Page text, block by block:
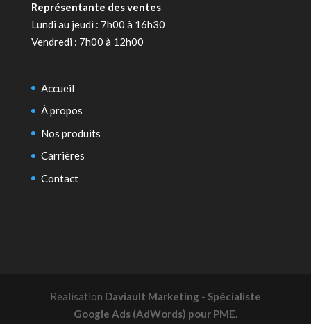
Représentante des ventes
Lundi au jeudi : 7h00 à 16h30
Vendredi : 7h00 à 12h00
Accueil
À propos
Nos produits
Carrières
Contact
Réalisation Daviault Marketing - Spécialiste
Google Ads (AdWords) pour PME.